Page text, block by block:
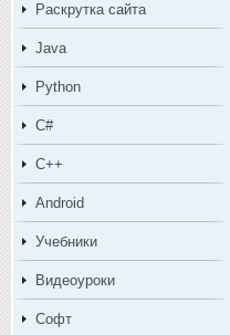
Раскрутка сайта
Java
Python
C#
C++
Android
Учебники
Видеоуроки
Софт